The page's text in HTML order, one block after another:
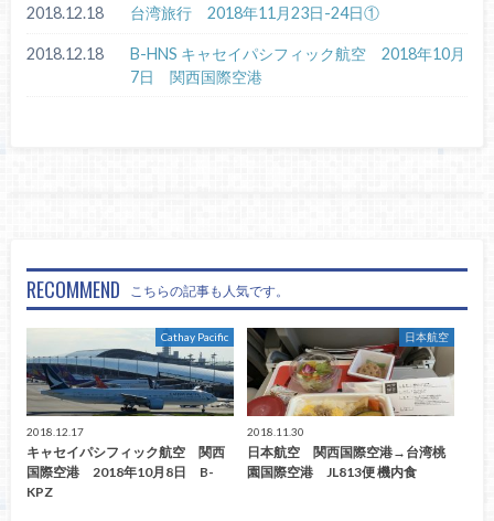
2018.12.18 台湾旅行 2018年11月23日-24日①
2018.12.18
B-HNS キャセイパシフィック航空 2018年10月
7日 関西国際空港
RECOMMEND こちらの記事も人気です。
Cathay Pacific
2018.12.17
キャセイパシフィック航空 関西
国際空港 2018年10月8日 B-
KPZ
日本航空
2018.11.30
日本航空 関西国際空港→台湾桃
園国際空港 JL813便 機内食